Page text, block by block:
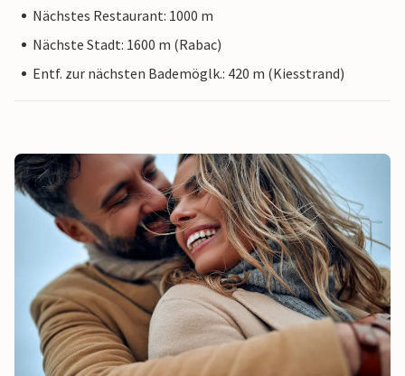
Nächstes Restaurant: 1000 m
Nächste Stadt: 1600 m (Rabac)
Entf. zur nächsten Bademöglk.: 420 m (Kiesstrand)